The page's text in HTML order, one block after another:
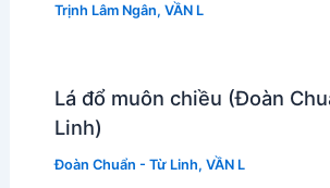
Trịnh Lâm Ngân, VẦN L
Lá đổ muôn chiều (Đoàn
Linh)
Đoàn Chuẩn - Từ Linh, VẦN L